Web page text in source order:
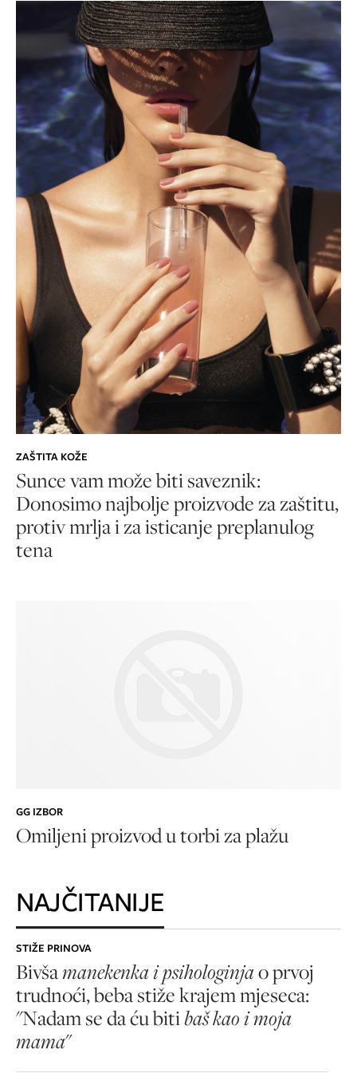
ZAŠTITA KOŽE
Sunce vam može biti saveznik:
Donosimo najbolje proizvode za zaštitu,
protiv mrlja i za isticanje preplanulog
tena
GG IZBOR
Omiljeni proizvod u torbi za plažu
NAJČITANIJE
STIŽE PRINOVA
Bivšamanekenka i psihologinjao prvoj
trudnoći, beba stiže krajem mjeseca:
"Nadam se da ću bitibaš kao i moja
mama"